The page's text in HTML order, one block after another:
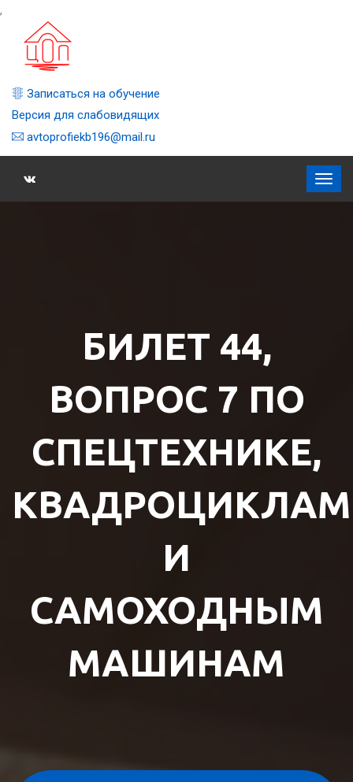
,
Записаться на обучение
Версия для слабовидящих
avtoprofiekb196@mail.ru
БИЛЕТ 44,
ВОПРОС 7 ПО
СПЕЦТЕХНИКЕ,
КВАДРОЦИКЛАМ
И
САМОХОДНЫМ
МАШИНАМ